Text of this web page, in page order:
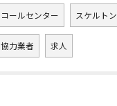
コールセンター スケルトン
協力業者 求人